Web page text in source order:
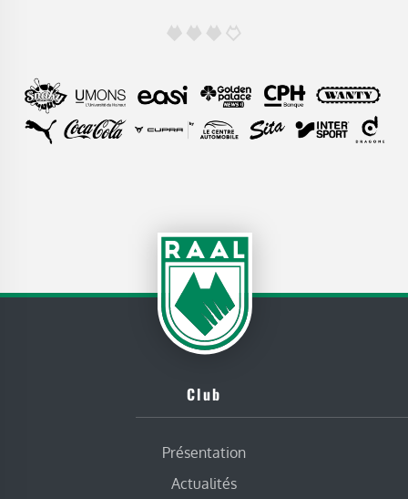
Club
Présentation
Actualités